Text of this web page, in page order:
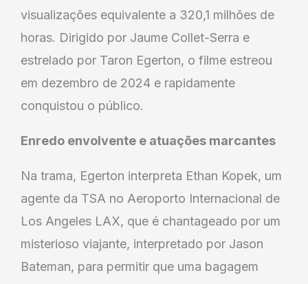
visualizações equivalente a 320,1 milhões de
horas. Dirigido por Jaume Collet-Serra e
estrelado por Taron Egerton, o filme estreou
em dezembro de 2024 e rapidamente
conquistou o público.
Enredo envolvente e atuações marcantes
Na trama, Egerton interpreta Ethan Kopek, um
agente da TSA no Aeroporto Internacional de
Los Angeles LAX, que é chantageado por um
misterioso viajante, interpretado por Jason
Bateman, para permitir que uma bagagem